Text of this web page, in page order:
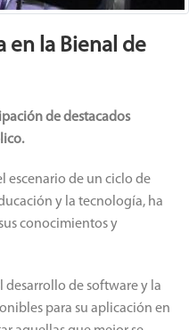
en la Bienal de
de destacados
escenario de un ciclo de
y la tecnología, ha
conocimientos y
desarrollo de software y la
para su aplicación en